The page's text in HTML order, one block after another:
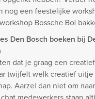
nog een feestelijke
Bossche Bol
Den Bosch boeken bij
dat je graag een
twijfelt welk creatief
Aarzel dan niet om